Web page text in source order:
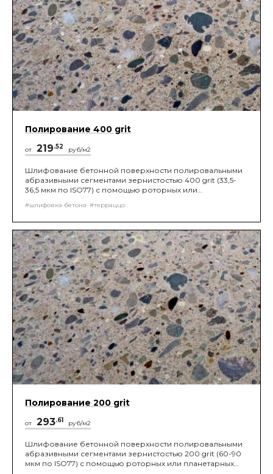
Полирование 400 grit
от 219.52 руб/м2
Шлифование бетонной поверхности полировальными
абразивными сегментами зернистостью 400 grit (33,5-
36,5 мкм по ISO77) с помощью роторных или
нужной шероховатости поверхности.
#шлифовка бетона #терраццо
Полирование 200 grit
от 293.61 руб/м2
Шлифование бетонной поверхности полировальными
абразивными сегментами зернистостью 200 grit (60-90
мкм по ISO77) с помощью роторных или планетарных